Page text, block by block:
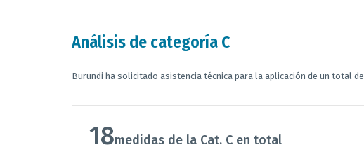
Análisis de categoría C
Burundi ha solicitado asistencia técnica para la aplicación de un total de
18medidas de la Cat. C en total